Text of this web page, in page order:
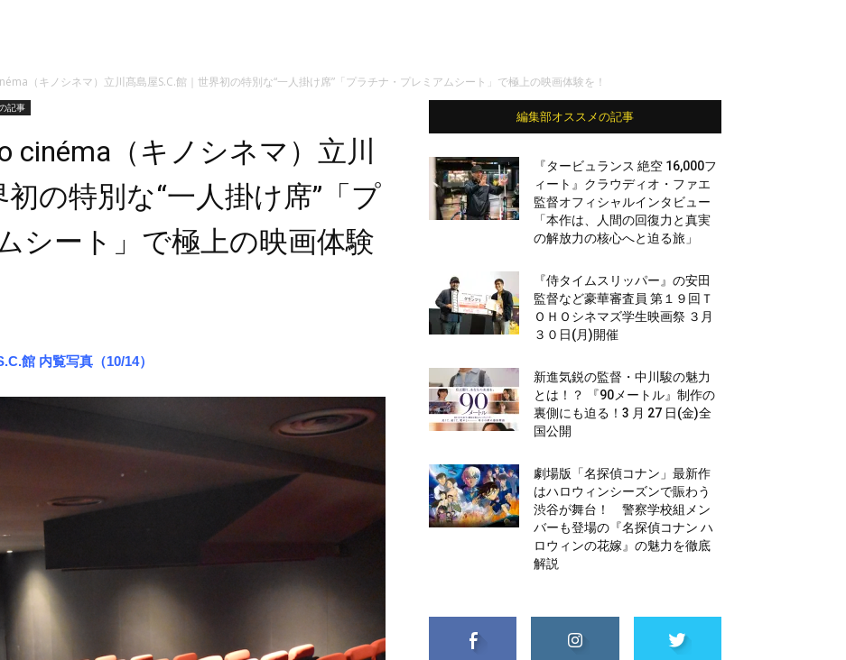
（キノシネマ）立川髙島屋S.C.館｜世界初の特別な“一人掛け席”「プラチナ・プレミアムシート」で極上の映画体験を！
記事
cinéma（キノシネマ）立川
の特別な“一人掛け席”「プ
シート」で極上の映画体験
館 内覧写真（10/14）
編集部オススメの記事
『タービュランス 絶空 16,000フ
ィート』クラウディオ・ファエ
監督オフィシャルインタビュー
「本作は、人間の回復力と真実
の解放力の核心へと迫る旅」
『侍タイムスリッパー』の安田
監督など豪華審査員 第１９回Ｔ
ＯＨＯシネマズ学生映画祭 ３月
３０日(月)開催
新進気鋭の監督・中川駿の魅力
とは！？ 『90メートル』制作の
裏側にも迫る！3 月 27 日(金)全
国公開
劇場版「名探偵コナン」最新作
はハロウィンシーズンで賑わう
渋谷が舞台！ 警察学校組メン
バーも登場の『名探偵コナン ハ
ロウィンの花嫁』の魅力を徹底
解説